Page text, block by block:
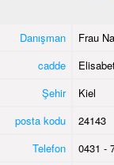
Danışman
Frau
cadde
Şehir
Kiel
posta kodu
24143
Telefon
0431 -